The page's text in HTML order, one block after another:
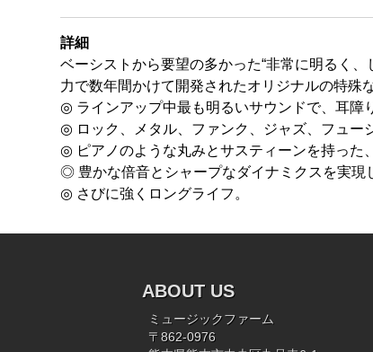
詳細
ベーシストから要望の多かった“非常に明るく
力で数年間かけて開発されたオリジナルの特殊
◎ ラインアップ中最も明るいサウンドで、耳障
◎ ロック、メタル、ファンク、ジャズ、フュー
◎ ピアノのような丸みとサスティーンを持った
◎ 豊かな倍音とシャープなダイナミクスを実現
◎ さびに強くロングライフ。
ABOUT US
ミュージックファーム
〒862-0976